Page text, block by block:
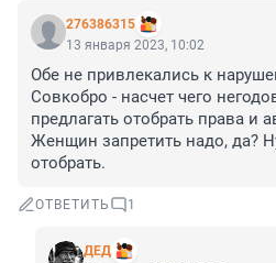
276386315
13 января 2023, 10:02
Обе не привлекались к
Совкобро - насчет чего
предлагать отобрать права и
Женщин запретить надо, да?
отобрать.
ОТВЕТИТЬ 1
ДЕД